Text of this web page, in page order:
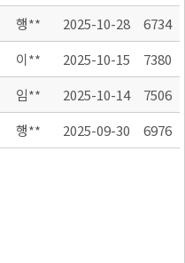
행** 2025-10-28
6734
이** 2025-10-15
7380
임** 2025-10-14
7506
행** 2025-09-30 6976